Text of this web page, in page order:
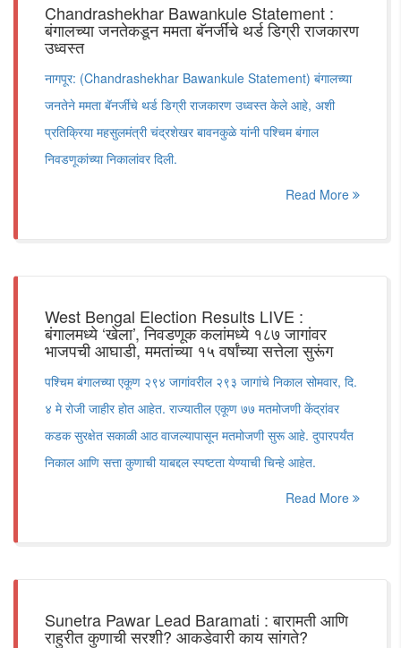
Chandrashekhar Bawankule Statement :
बंगालच्या जनतेकडून ममता बॅनर्जींचे थर्ड डिग्री राजकारण
उध्वस्त
नागपूर: (Chandrashekhar Bawankule Statement) बंगालच्या
जनतेने ममता बॅनर्जींचे थर्ड डिग्री राजकारण उध्वस्त केले आहे, अशी
प्रतिक्रिया महसुलमंत्री चंद्रशेखर बावनकुळे यांनी पश्चिम बंगाल
निवडणूकांच्या निकालांवर दिली.
Read More
West Bengal Election Results LIVE :
बंगालमध्ये ‘खेला’, निवडणूक कलांमध्ये १८७ जागांवर
भाजपची आघाडी, ममतांच्या १५ वर्षांच्या सत्तेला सुरूंग
पश्चिम बंगालच्या एकूण २९४ जागांवरील २९३ जागांचे निकाल सोमवार, दि.
४ मे रोजी जाहीर होत आहेत. राज्यातील एकूण ७७ मतमोजणी केंद्रांवर
कडक सुरक्षेत सकाळी आठ वाजल्यापासून मतमोजणी सुरू आहे. दुपारपर्यंत
निकाल आणि सत्ता कुणाची याबद्दल स्पष्टता येण्याची चिन्हे आहेत.
Read More
Sunetra Pawar Lead Baramati : बारामती आणि
राहुरीत कुणाची सरशी? आकडेवारी काय सांगते?